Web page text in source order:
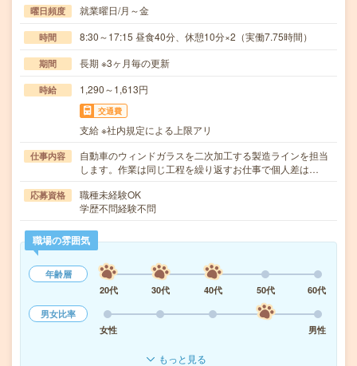
曜日頻度 就業曜日/月～金
時間 8:30～17:15 昼食40分、休憩10分×2（実働7.75時間）
期間 長期 ※3ヶ月毎の更新
時給 1,290～1,613円
交通費
支給 ※社内規定による上限アリ
仕事内容
自動車のウィンドガラスを二次加工する製造ラインを担当
します。作業は同じ工程を繰り返すお仕事で個人差は…
応募資格
職種未経験OK
学歴不問経験不問
職場の雰囲気
年齢層
20代
30代 40代 50代
60代
男女比率
女性
男性
もっと見る